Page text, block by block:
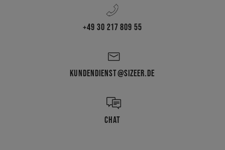
+49 30 217 809 55
KUNDENDIENST@SIZEER.DE
CHAT